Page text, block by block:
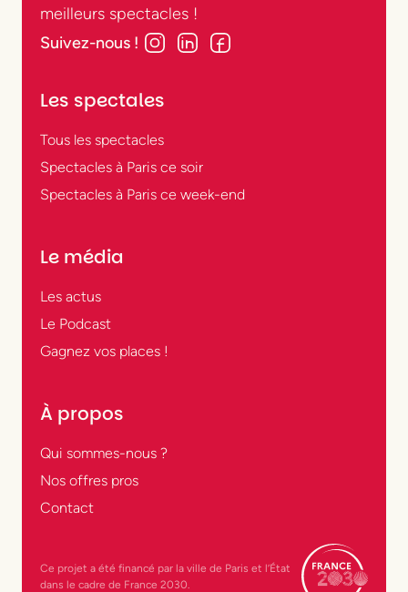
meilleurs spectacles !
Suivez-nous !
Les spectales
Tous les spectacles
Spectacles à Paris ce soir
Spectacles à Paris ce week-end
Le média
Les actus
Le Podcast
Gagnez vos places !
À propos
Qui sommes-nous ?
Nos offres pros
Contact
Ce projet a été financé par la ville de Paris et l’État
dans le cadre de France 2030.